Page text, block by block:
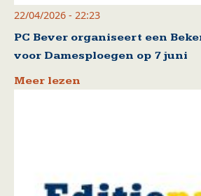
22/04/2026 - 22:23
PC Bever organiseert een
voor Damesploegen op 7 juni
Meer lezen